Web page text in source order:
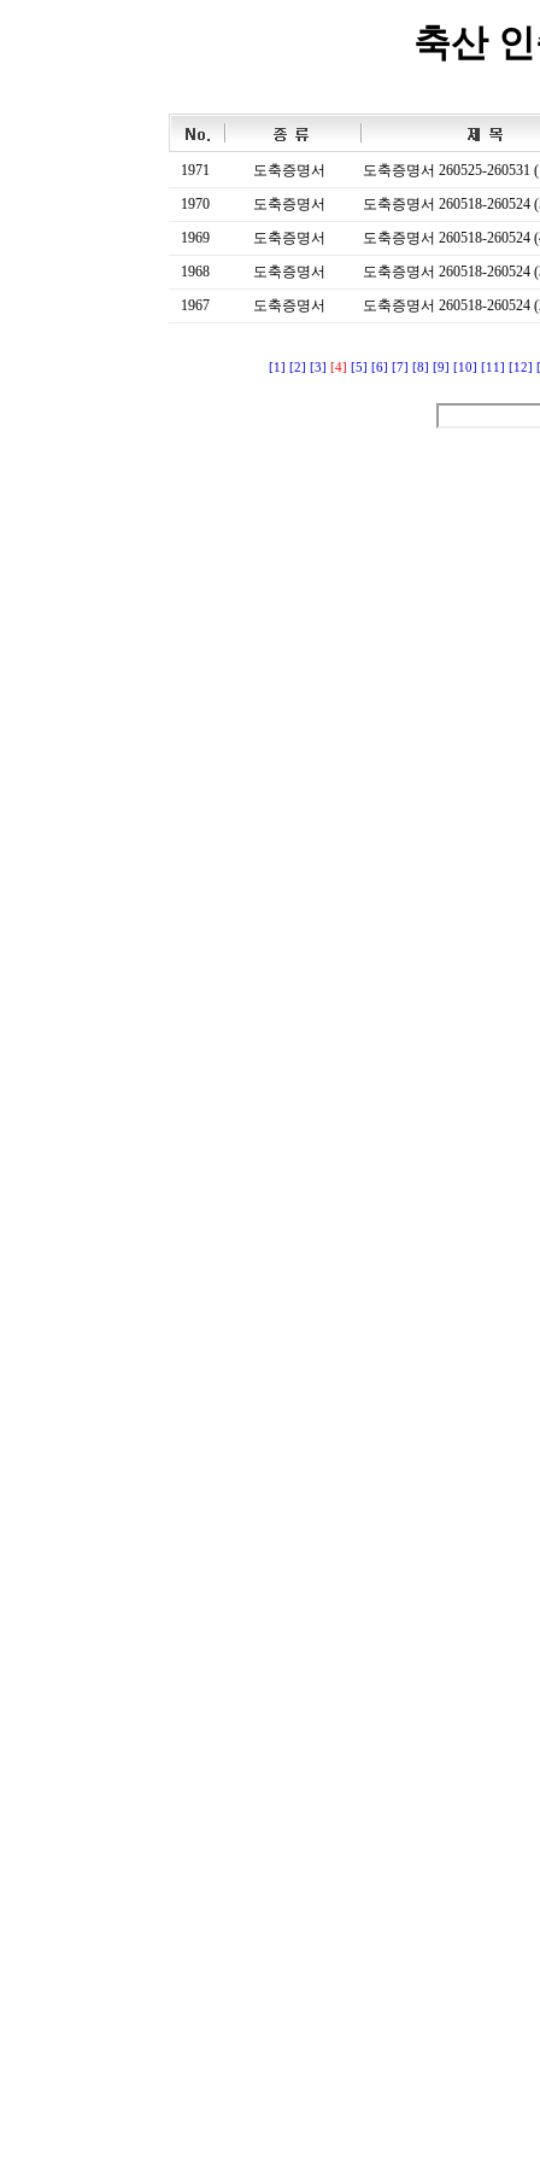
축산
1971 도축증명서
도축증명서 260525-260531
1970
도축증명서
도축증명서 260518-260524
1969
도축증명서
도축증명서 260518-260524
1968
도축증명서
도축증명서 260518-260524
1967
도축증명서 도축증명서 260518-260524
[1] [2] [3] [4] [5] [6] [7] [8] [9] [10] [11] [12]